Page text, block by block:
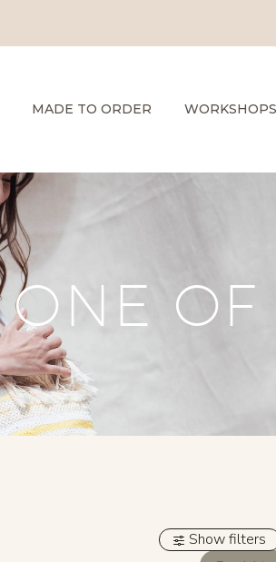
MADE TO ORDER WORKSHOPS
ONE
Show filters